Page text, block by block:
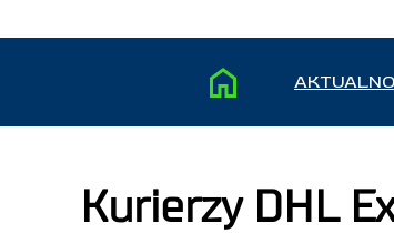
Kurierzy DHL